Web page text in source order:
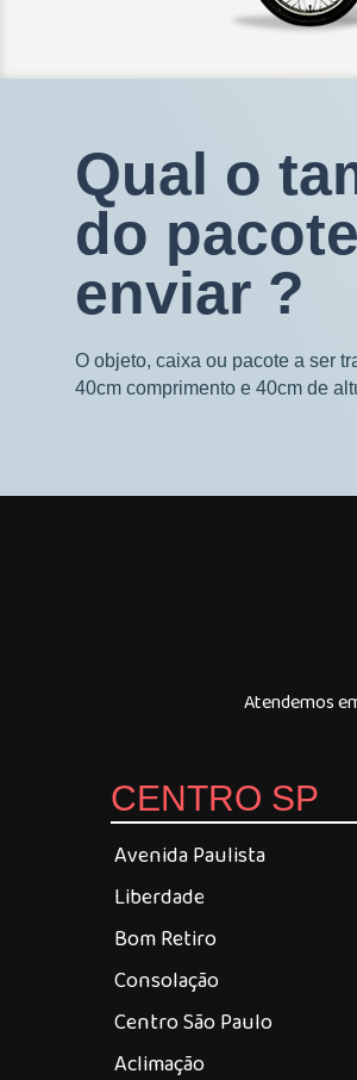
Qual o
do
enviar ?
O objeto, caixa ou pacote a ser
40cm comprimento e 40cm de
Atendemos
CENTRO SP
Avenida Paulista
Liberdade
Bom Retiro
Consolação
Centro São Paulo
Aclimação